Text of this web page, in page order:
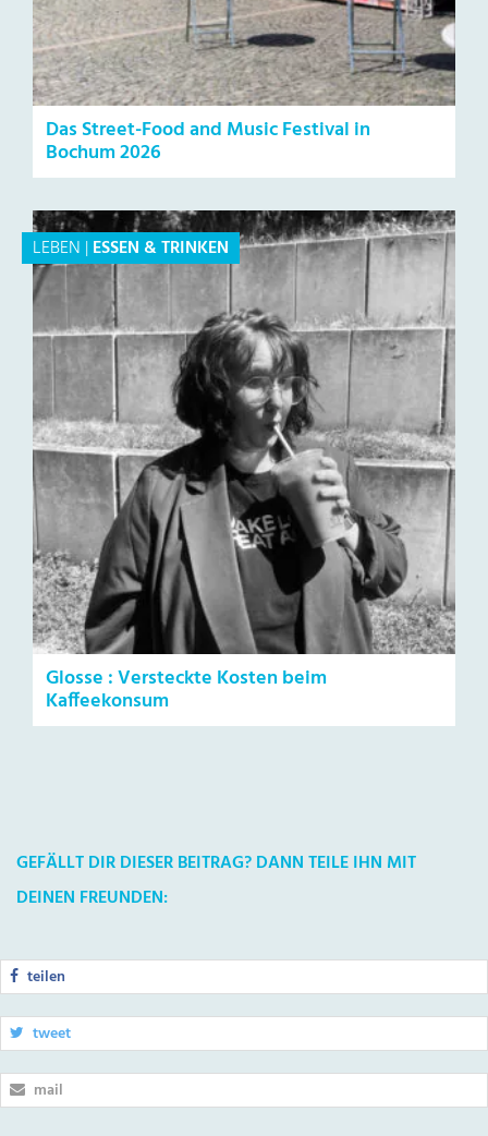
Das Street-Food and Music Festival in
Bochum 2026
LEBEN |ESSEN & TRINKEN
Glosse : Versteckte Kosten beim
Kaffeekonsum
GEFÄLLT DIR DIESER BEITRAG? DANN TEILE IHN MIT
DEINEN FREUNDEN:
teilen
tweet
mail